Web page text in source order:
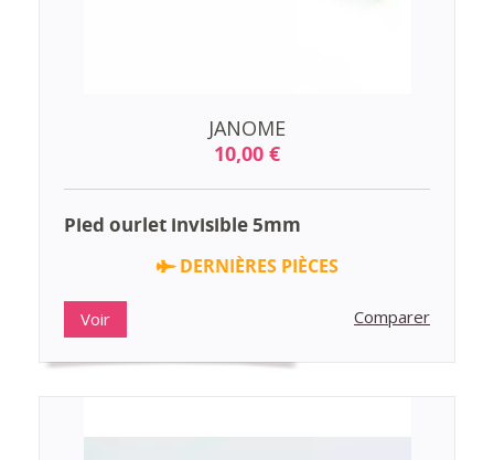
JANOME
10,00 €
Pied ourlet invisible 5mm
DERNIÈRES PIÈCES
Voir Comparer